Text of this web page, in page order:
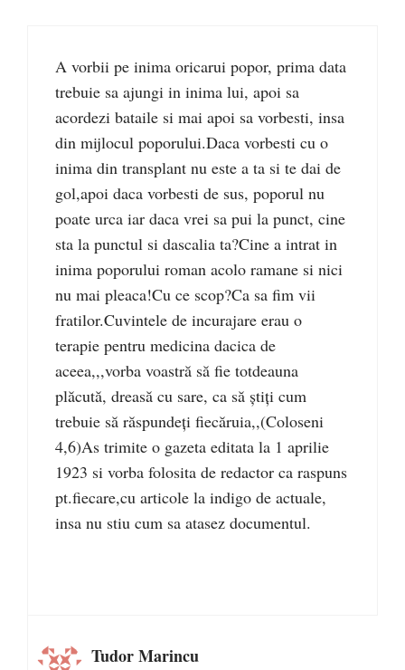
A vorbii pe inima oricarui popor, prima data
trebuie sa ajungi in inima lui, apoi sa
acordezi bataile si mai apoi sa vorbesti, insa
din mijlocul poporului.Daca vorbesti cu o
inima din transplant nu este a ta si te dai de
gol,apoi daca vorbesti de sus, poporul nu
poate urca iar daca vrei sa pui la punct, cine
sta la punctul si dascalia ta?Cine a intrat in
inima poporului roman acolo ramane si nici
nu mai pleaca!Cu ce scop?Ca sa fim vii
fratilor.Cuvintele de incurajare erau o
terapie pentru medicina dacica de
aceea,,,vorba voastră să fie totdeauna
plăcută, dreasă cu sare, ca să ştiţi cum
trebuie să răspundeţi fiecăruia,,(Coloseni
4,6)As trimite o gazeta editata la 1 aprilie
1923 si vorba folosita de redactor ca raspuns
pt.fiecare,cu articole la indigo de actuale,
insa nu stiu cum sa atasez documentul.
Tudor Marincu